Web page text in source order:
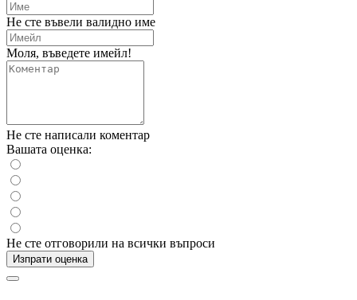
Не сте въвели валидно име
Моля, въведете имейл!
Не сте написали коментар
Вашата оценка:
Не сте отговорили на всички въпроси
Изпрати оценка